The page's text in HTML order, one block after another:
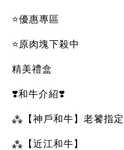
⭐優惠專區
⭐原肉塊下殺中
精美禮盒
❣️和牛介紹❣️
⁂【神戶和牛】老饕指定
⁂【近江和牛】